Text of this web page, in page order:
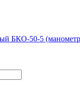
БКО-50-5